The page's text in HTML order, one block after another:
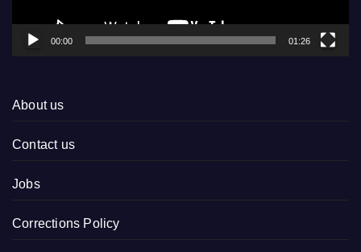
00:00 01:26
About us
Contact us
Jobs
Corrections Policy